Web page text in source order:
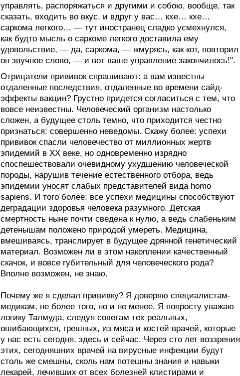
управлять, распоряжаться и другими и собою, вообще, так
сказать, входить во вкус, и вдруг у вас… кхе… кхе…
саркома легкого… — тут иностранец сладко усмехнулся,
как будто мысль о саркоме легкого доставила ему
удовольствие, — да, саркома, — жмурясь, как кот, повторил
он звучное слово, — и вот ваше управление закончилось!".
Отрицатели прививок спрашивают: а вам известны
отдаленные последствия, отдаленные во времени сайд-
эффекты вакцин? Грустно придется согласиться с тем, что
вовсе неизвестны. Человеческий организм настолько
сложен, а будущее столь темно, что приходится честно
признаться: совершенно неведомы. Скажу более: успехи
прививок спасли человечество от миллионных жертв
эпидемий в ХХ веке, но одновременно изрядно
споспешествовали очевидному ухудшению человеческой
породы, нарушив течение естественного отбора, ведь
эпидемии уносят слабых представителей вида homo
sapiens. И того более: все успехи медицины способствуют
деградации здоровья человека разумного. Детская
смертность ныне почти сведена к нулю, а ведь слабеньким
детенышам положено природой умереть. Медицина,
вмешиваясь, транслирует в будущее дрянной генетический
материал. Возможен ли в этом накоплении качественный
скачок, и вовсе губительный для человеческого рода?
Вполне возможен, не знаю.
Почему же я сделал прививку? Я доверяю специалистам-
медикам, не более того, но и не менее. Я попросту уважаю
логику Талмуда, следуя советам тех реальных,
ошибающихся, грешных, из мяса и костей врачей, которые
у нас есть сегодня, здесь и сейчас. Через сто лет воззрения
этих, сегодняшних врачей на вирусные инфекции будут
столь же смешны, сколь нам потешны знания и навыки
лекарей, лечивших от всех болезней клистирами и